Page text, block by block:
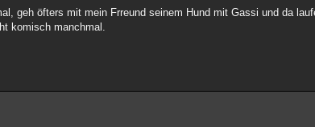
geh öfters mit mein Frreund seinem Hund mit Gassi und da
komisch manchmal.